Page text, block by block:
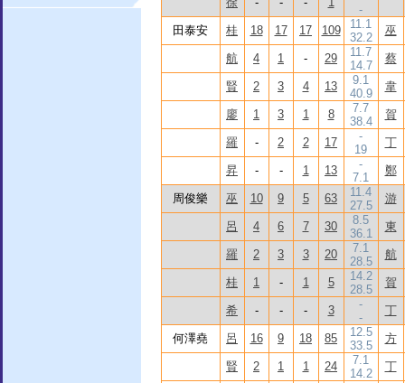
-
田泰安
桂 18 17 17 109
11.1
32.2
巫
航 4 1 - 29
11.7
14.7
蔡
賢 2 3 4 13
9.1
40.9
韋
廖 1 3 1 8
7.7
38.4
賀
羅 - 2 2 17
-
19
丁
昇 - - 1 13
-
7.1
鄭
周俊樂 巫 10 9 5 63
11.4
27.5
游
呂 4 6 7 30
8.5
36.1
東
羅 2 3 3 20
7.1
28.5
航
桂 1 - 1 5
14.2
28.5
賀
希 - - - 3
-
-
丁
何澤堯 呂 16 9 18 85
12.5
33.5
方
賢 2 1 1 24
7.1
14.2
丁